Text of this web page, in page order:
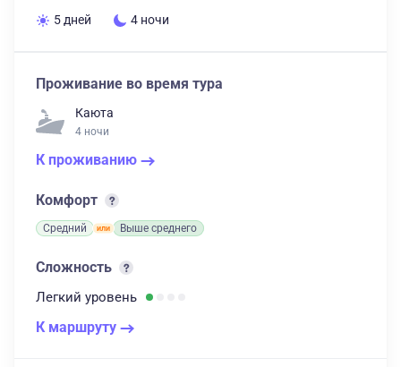
5 дней 4 ночи
Проживание во время тура
Каюта
4 ночи
К проживанию
Комфорт
Средний Выше среднего
Сложность
Легкий уровень
К маршруту